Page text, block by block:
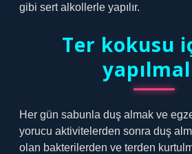
gibi sert alkollerle yapılır.
Ter kokusu
Her gün sabunla duş almak ve
yorucu aktivitelerden sonra duş
olan bakterilerden ve terden